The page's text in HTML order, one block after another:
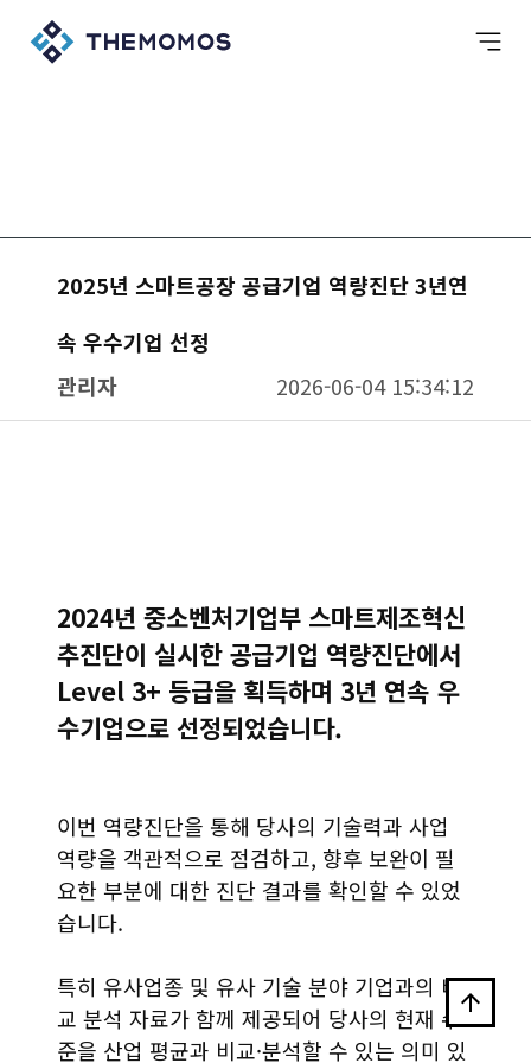
2025년 스마트공장 공급기업 역량진단 3년연
속 우수기업 선정
관리자
2026-06-04 15:34:12
2024년 중소벤처기업부 스마트제조혁신
추진단이 실시한 공급기업 역량진단에서
Level 3+ 등급을 획득하며 3년 연속 우
수기업으로 선정되었습니다.
이번 역량진단을 통해 당사의 기술력과 사업
역량을 객관적으로 점검하고, 향후 보완이 필
요한 부분에 대한 진단 결과를 확인할 수 있었
습니다.
특히 유사업종 및 유사 기술 분야 기업과의 비
교 분석 자료가 함께 제공되어 당사의 현재 수
준을 산업 평균과 비교·분석할 수 있는 의미 있
arrow_upward